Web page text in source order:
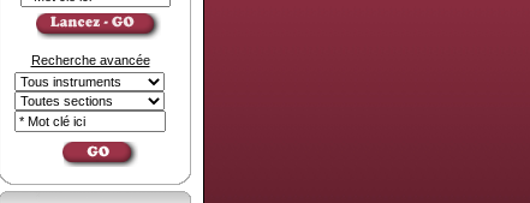
Recherche avancée